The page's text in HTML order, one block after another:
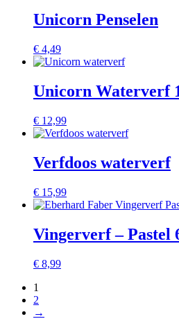
Unicorn Penselen
€ 4,49
Unicorn Waterverf
€ 12,99
Verfdoos waterverf
€ 15,99
Vingerverf – Pastel
€ 8,99
1
2
→